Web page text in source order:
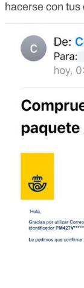
hacerse con tus